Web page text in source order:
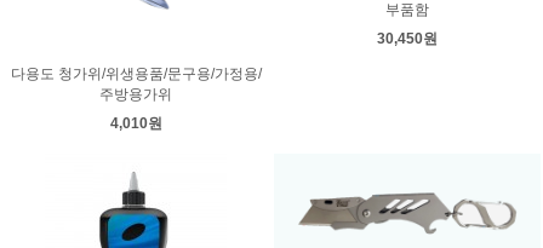
다용도 청가위/위생용품/문구용/가정용/
주방용가위
4,010원
부품함
30,450원